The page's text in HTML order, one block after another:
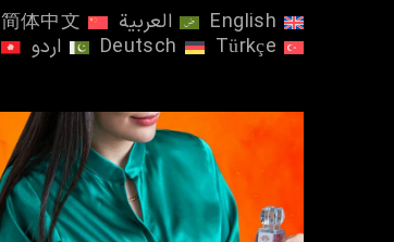
English العربية 简体中文
Türkçe
Deutsch اردو